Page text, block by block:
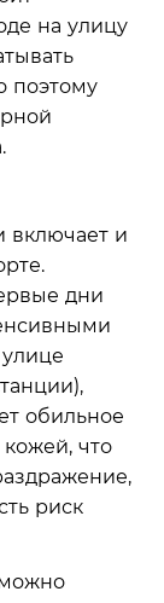
на улицу
поэтому
включает и
дни
обильное
что
риск